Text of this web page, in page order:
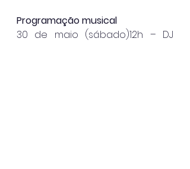
Programação musical
30 de maio (sábado)12h – DJ